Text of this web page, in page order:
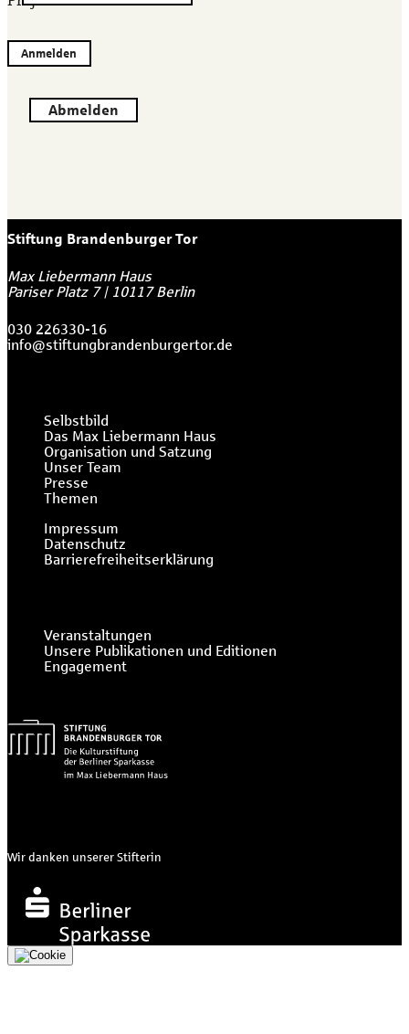
Anmelden
Abmelden
Stiftung Brandenburger Tor
Max Liebermann Haus
Pariser Platz 7| 10117 Berlin
030 226330-16
info@stiftungbrandenburgertor.de
Selbstbild
Das Max Liebermann Haus
Organisation und Satzung
Unser Team
Presse
Themen
Impressum
Datenschutz
Barrierefreiheitserklärung
Veranstaltungen
Unsere Publikationen und Editionen
Engagement
Wir danken unserer Stifterin